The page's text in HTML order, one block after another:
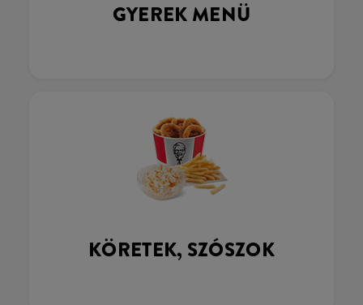
GYEREK MENÜ
KÖRETEK, SZÓSZOK